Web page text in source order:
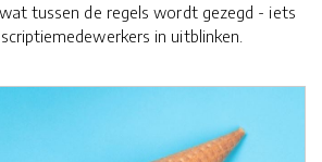
tussen de regels wordt gezegd - iets
in uitblinken.